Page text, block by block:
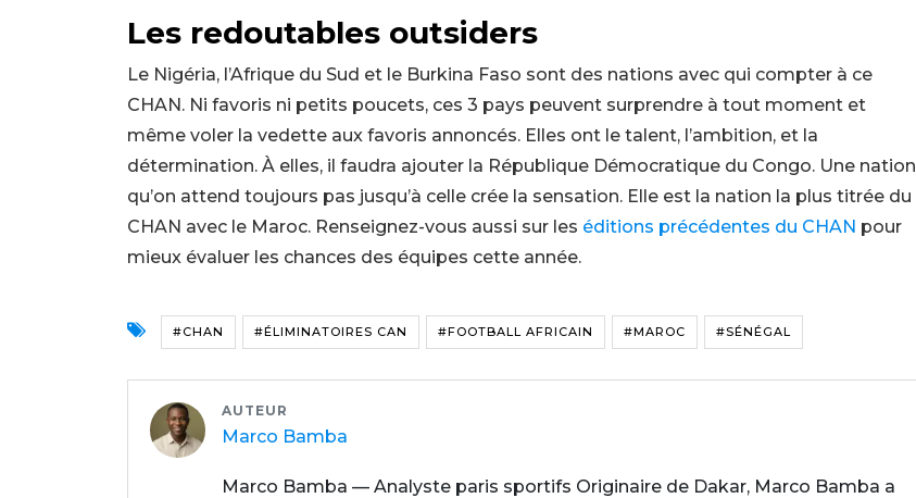
Les redoutables outsiders
Le Nigéria, l’Afrique du Sud et le Burkina Faso sont des nations avec qui compter à ce
CHAN. Ni favoris ni petits poucets, ces 3 pays peuvent surprendre à tout moment et
même voler la vedette aux favoris annoncés. Elles ont le talent, l’ambition, et la
détermination. À elles, il faudra ajouter la République Démocratique du Congo. Une nation
qu’on attend toujours pas jusqu’à celle crée la sensation. Elle est la nation la plus titrée du
CHAN avec le Maroc. Renseignez-vous aussi sur les éditions précédentes du CHAN pour
mieux évaluer les chances des équipes cette année.
#CHAN #ÉLIMINATOIRES CAN #FOOTBALL AFRICAIN #MAROC #SÉNÉGAL
AUTEUR
Marco Bamba
Marco Bamba — Analyste paris sportifs Originaire de Dakar, Marco Bamba a